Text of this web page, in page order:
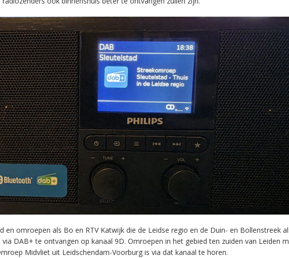
en omroepen als Bo en RTV Katwijk die de Leidse regio en de Duin- en Bollenstreek
DAB+ te ontvangen op kanaal 9D. Omroepen in het gebied ten zuiden van Leiden
Midvliet uit Leidschendam-Voorburg is via dat kanaal te horen.